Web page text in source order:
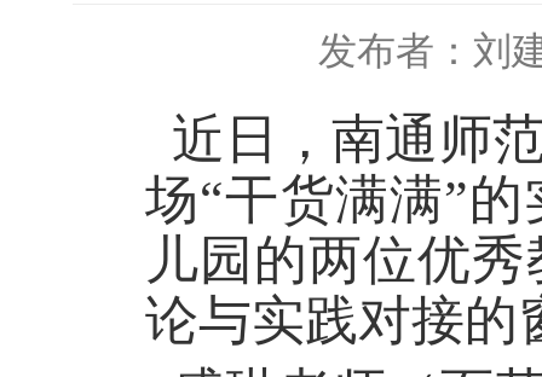
发布者：刘
近日，南通师
场“干货满满”
儿园的两位优
论与实践对接的